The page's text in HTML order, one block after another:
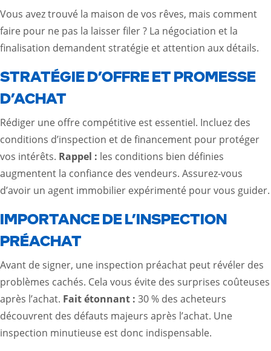
Vous avez trouvé la maison de vos rêves, mais comment
faire pour ne pas la laisser filer ? La négociation et la
finalisation demandent stratégie et attention aux détails.
STRATÉGIE D’OFFRE ET PROMESSE
D’ACHAT
Rédiger une offre compétitive est essentiel. Incluez des
conditions d’inspection et de financement pour protéger
vos intérêts. Rappel : les conditions bien définies
augmentent la confiance des vendeurs. Assurez-vous
d’avoir un agent immobilier expérimenté pour vous guider.
IMPORTANCE DE L’INSPECTION
PRÉACHAT
Avant de signer, une inspection préachat peut révéler des
problèmes cachés. Cela vous évite des surprises coûteuses
après l’achat. Fait étonnant : 30 % des acheteurs
découvrent des défauts majeurs après l’achat. Une
inspection minutieuse est donc indispensable.